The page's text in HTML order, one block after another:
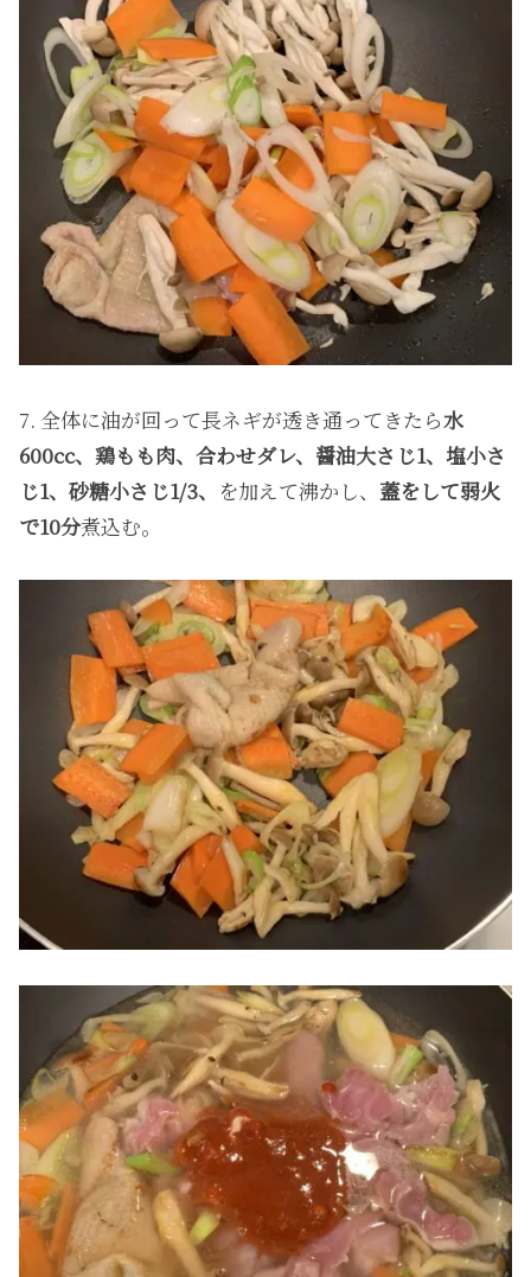
7. 全体に油が回って長ネギが透き通ってきたら水
600cc、鶏もも肉、合わせダレ、醤油大さじ1、塩小さ
じ1、砂糖小さじ1/3、 を加えて沸かし、 蓋をして弱火
で10分煮込む。